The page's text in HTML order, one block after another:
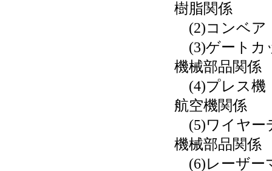
樹脂関係
(2)コンベア
(3)ゲートカッ
機械部品関係
(4)プレス機
航空機関係
(5)ワイヤーデ
機械部品関係
(6)レーザーマ